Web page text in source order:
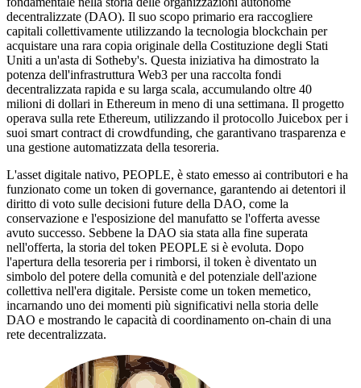
decentralizzate (DAO). Il suo scopo primario era raccogliere
capitali collettivamente utilizzando la tecnologia blockchain per
acquistare una rara copia originale della Costituzione degli Stati
Uniti a un'asta di Sotheby's. Questa iniziativa ha dimostrato la
potenza dell'infrastruttura Web3 per una raccolta fondi
decentralizzata rapida e su larga scala, accumulando oltre 40
milioni di dollari in Ethereum in meno di una settimana. Il progetto
operava sulla rete Ethereum, utilizzando il protocollo Juicebox per i
suoi smart contract di crowdfunding, che garantivano trasparenza e
una gestione automatizzata della tesoreria.
L'asset digitale nativo, PEOPLE, è stato emesso ai contributori e ha
funzionato come un token di governance, garantendo ai detentori il
diritto di voto sulle decisioni future della DAO, come la
conservazione e l'esposizione del manufatto se l'offerta avesse
avuto successo. Sebbene la DAO sia stata alla fine superata
nell'offerta, la storia del token PEOPLE si è evoluta. Dopo
l'apertura della tesoreria per i rimborsi, il token è diventato un
simbolo del potere della comunità e del potenziale dell'azione
collettiva nell'era digitale. Persiste come un token memetico,
incarnando uno dei momenti più significativi nella storia delle
DAO e mostrando le capacità di coordinamento on-chain di una
rete decentralizzata.